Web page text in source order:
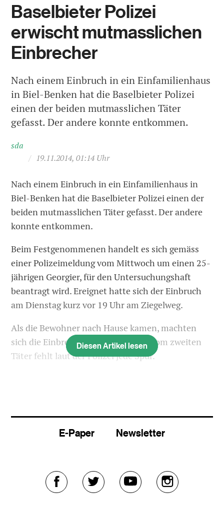
Baselbieter Polizei
erwischt mutmasslichen
Einbrecher
Nach einem Einbruch in ein Einfamilienhaus
in Biel-Benken hat die Baselbieter Polizei
einen der beiden mutmasslichen Täter
gefasst. Der andere konnte entkommen.
sda
/ 19.11.2014, 01:14 Uhr
Nach einem Einbruch in ein Einfamilienhaus in
Biel-Benken hat die Baselbieter Polizei einen der
beiden mutmasslichen Täter gefasst. Der andere
konnte entkommen.
Beim Festgenommenen handelt es sich gemäss
einer Polizeimeldung vom Mittwoch um einen 25-
jährigen Georgier, für den Untersuchungshaft
beantragt wird. Ereignet hatte sich der Einbruch
am Dienstag kurz vor 19 Uhr am Ziegelweg.
Als die Bewohner nach Hause kamen, machten
sich die Einbrecher aus dem Staub. Vom zweiten
Täter fehlt laut der Polizei jede Spur.
Diesen Artikel lesen
E-Paper Newsletter
Externer Externer Externer Externer